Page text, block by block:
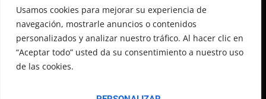
Usamos cookies para mejorar su experiencia de
navegación, mostrarle anuncios o contenidos
personalizados y analizar nuestro tráfico. Al hacer clic en
“Aceptar todo” usted da su consentimiento a nuestro uso
de las cookies.